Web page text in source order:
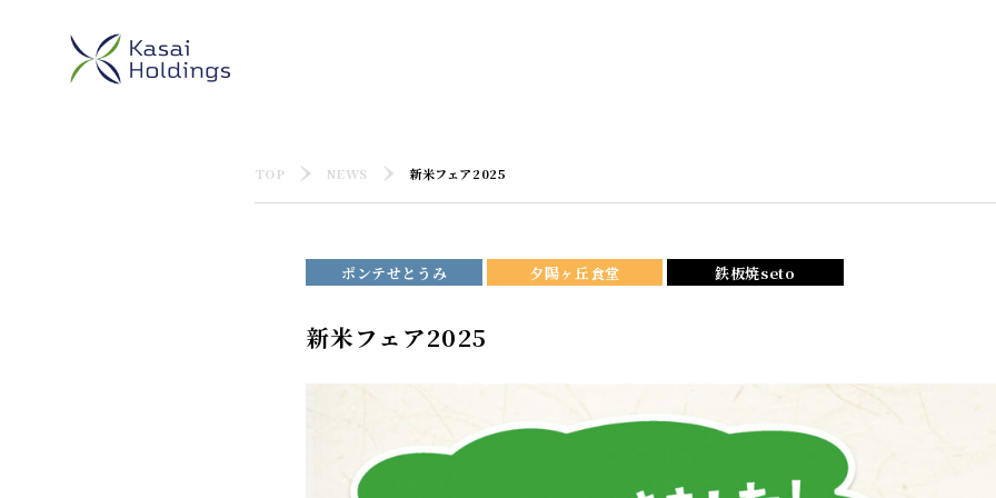
TOP NEWS 新米フェア2025
ポンテせとうみ 夕陽ヶ丘食堂 鉄板焼seto
新米フェア2025